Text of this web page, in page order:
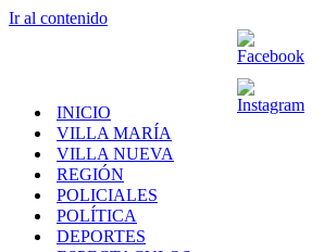
Ir al contenido
INICIO
VILLA MARÍA
VILLA NUEVA
REGIÓN
POLICIALES
POLÍTICA
DEPORTES